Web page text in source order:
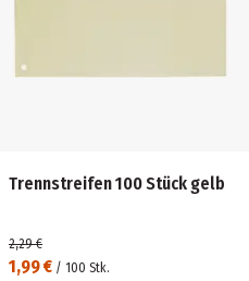
Trennstreifen 100 Stück gelb
1,99 € / 100 Stk.
2,29 €